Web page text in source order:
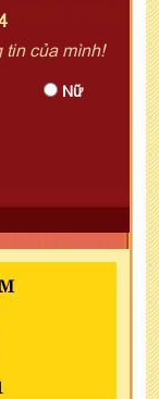
tin của mình!
Nữ